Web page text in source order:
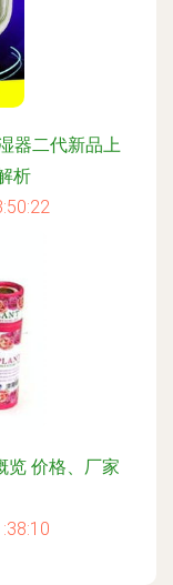
器二代新品上
析
览 价格、厂家